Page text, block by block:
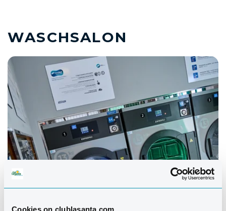
Cookies on clublasanta.com
WASCHSALON